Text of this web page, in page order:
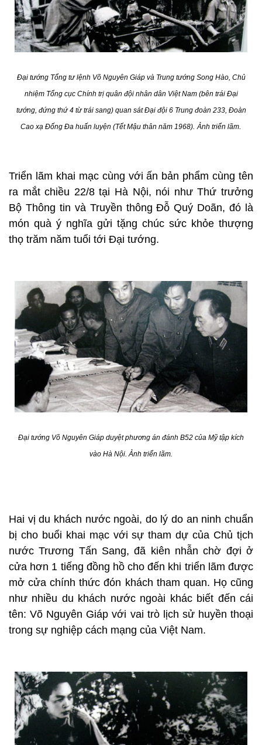
Đại tướng Tổng tư lệnh Võ Nguyên Giáp và Trung tướng Song Hào, Chủ
nhiệm Tổng cục Chính trị quân đội nhân dân Việt Nam (bên trái Đại
tướng, đứng thứ 4 từ trái sang) quan sát Đại đội 6 Trung đoàn 233, Đoàn
Cao xạ Đống Đa huấn luyện (Tết Mậu thân năm 1968). Ảnh triển lãm
Triển lãm khai mạc cùng với ấn bản phẩm cùng tên
ra mắt chiều 22/8 tại Hà Nội, nói như Thứ trưởng
Bộ Thông tin và Truyền thông Đỗ Quý Doãn, đó là
món quà ý nghĩa gửi tặng chúc sức khỏe thượng
thọ trăm năm tuổi tới Đại tướng.
Đại tướng Võ Nguyên Giáp duyệt phương án đánh B52 của Mỹ tập kích
vào Hà Nội. Ảnh triển lãm.
Hai vị du khách nước ngoài, do lý do an ninh chuẩn
bị cho buổi khai mạc với sự tham dự của Chủ tịch
nước Trương Tấn Sang, đã kiên nhẫn chờ đợi ở
cửa hơn 1 tiếng đồng hồ cho đến khi triển lãm được
mở cửa chính thức đón khách tham quan. Họ cũng
như nhiều du khách nước ngoài khác biết đến cái
tên: Võ Nguyên Giáp với vai trò lịch sử huyền thoại
trong sự nghiệp cách mạng của Việt Nam.